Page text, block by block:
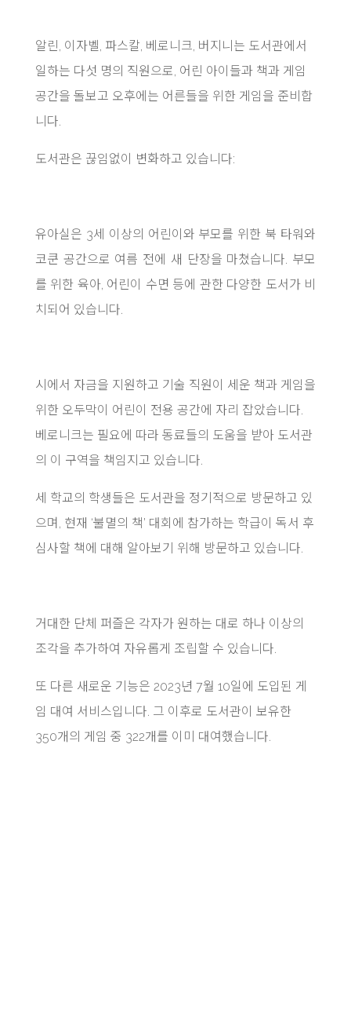
알린, 이자벨, 파스칼, 베로니크, 버지니는 도서관에서
일하는 다섯 명의 직원으로, 어린 아이들과 책과 게임
공간을 돌보고 오후에는 어른들을 위한 게임을 준비합
니다.
도서관은 끊임없이 변화하고 있습니다:
유아실은 3세 이상의 어린이와 부모를 위한 북 타워와
코쿤 공간으로 여름 전에 새 단장을 마쳤습니다. 부모
를 위한 육아, 어린이 수면 등에 관한 다양한 도서가 비
치되어 있습니다.
시에서 자금을 지원하고 기술 직원이 세운 책과 게임을
위한 오두막이 어린이 전용 공간에 자리 잡았습니다.
베로니크는 필요에 따라 동료들의 도움을 받아 도서관
의 이 구역을 책임지고 있습니다.
세 학교의 학생들은 도서관을 정기적으로 방문하고 있
으며, 현재 ‘불멸의 책’ 대회에 참가하는 학급이 독서 후
심사할 책에 대해 알아보기 위해 방문하고 있습니다.
거대한 단체 퍼즐은 각자가 원하는 대로 하나 이상의
조각을 추가하여 자유롭게 조립할 수 있습니다.
또 다른 새로운 기능은 2023년 7월 10일에 도입된 게
임 대여 서비스입니다. 그 이후로 도서관이 보유한
350개의 게임 중 322개를 이미 대여했습니다.